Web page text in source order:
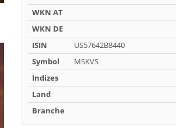
WKN AT
WKN DE
ISIN
US57642B8440
Symbol
MSKVS
Indizes
Land
Branche